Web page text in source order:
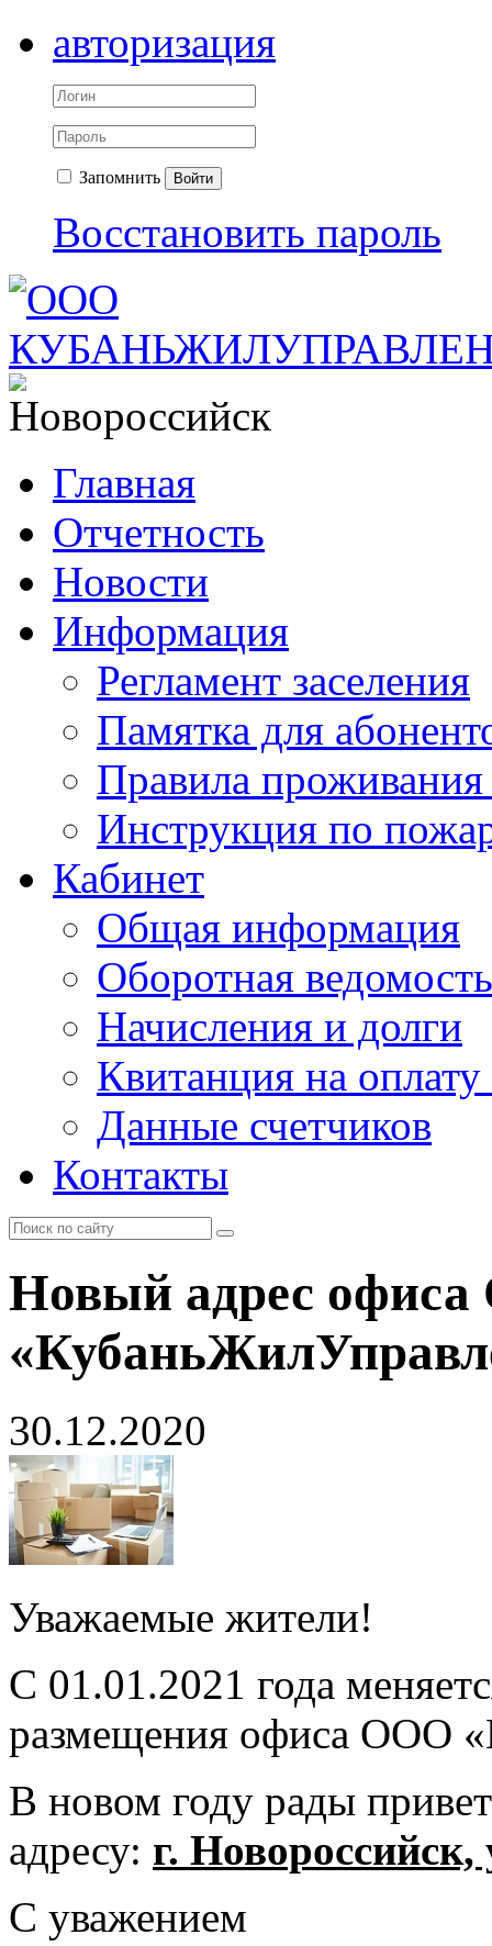
авторизация
Запомнить Войти
Восстановить пароль
Главная
Отчетность
Новости
Информация
Регламент заселения
Памятка для
Правила
Инструкция по
Кабинет
Общая информация
Оборотная ведомость
Начисления и долги
Квитанция на
Данные счетчиков
Контакты
Новый адрес
30.12.2020
Уважаемые жители!
С 01.01.2021 года
размещения офиса ООО
В новом году рады
адресу: г.
С уважением